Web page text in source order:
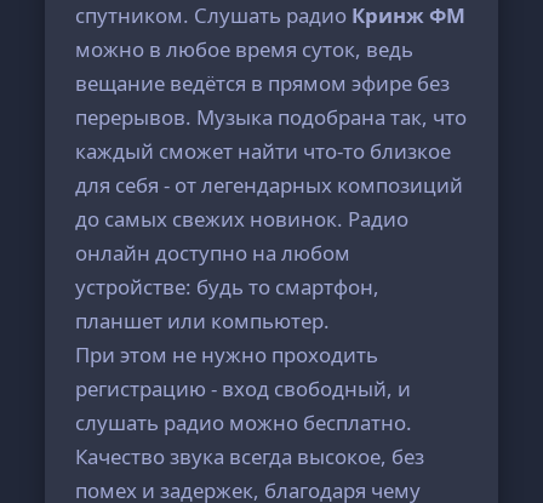
спутником. Слушать радио Кринж ФМ
можно в любое время суток, ведь
вещание ведётся в прямом эфире без
перерывов. Музыка подобрана так, что
каждый сможет найти что-то близкое
для себя - от легендарных композиций
до самых свежих новинок. Радио
онлайн доступно на любом
устройстве: будь то смартфон,
планшет или компьютер.
При этом не нужно проходить
регистрацию - вход свободный, и
слушать радио можно бесплатно.
Качество звука всегда высокое, без
помех и задержек, благодаря чему